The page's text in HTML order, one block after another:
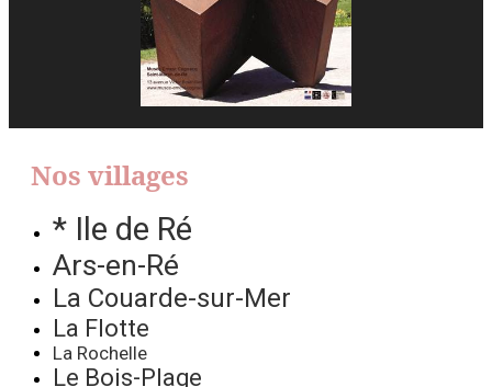
Nos villages
* Ile de Ré
Ars-en-Ré
La Couarde-sur-Mer
La Flotte
La Rochelle
Le Bois-Plage